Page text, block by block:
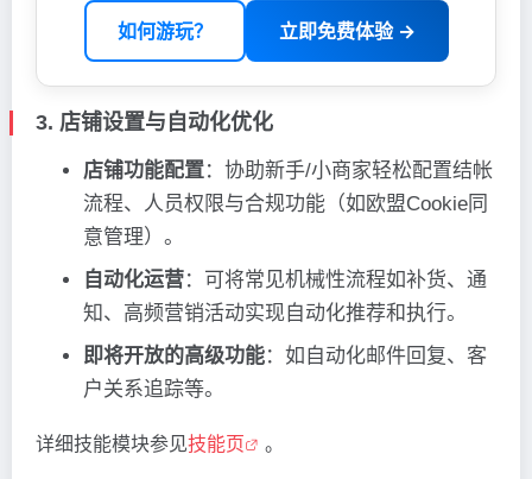
如何游玩？ 立即免费体验 →
3. 店铺设置与自动化优化
店铺功能配置：协助新手/小商家轻松配置结帐
流程、人员权限与合规功能（如欧盟Cookie同
意管理）。
自动化运营：可将常见机械性流程如补货、通
知、高频营销活动实现自动化推荐和执行。
即将开放的高级功能：如自动化邮件回复、客
户关系追踪等。
详细技能模块参见技能页 。